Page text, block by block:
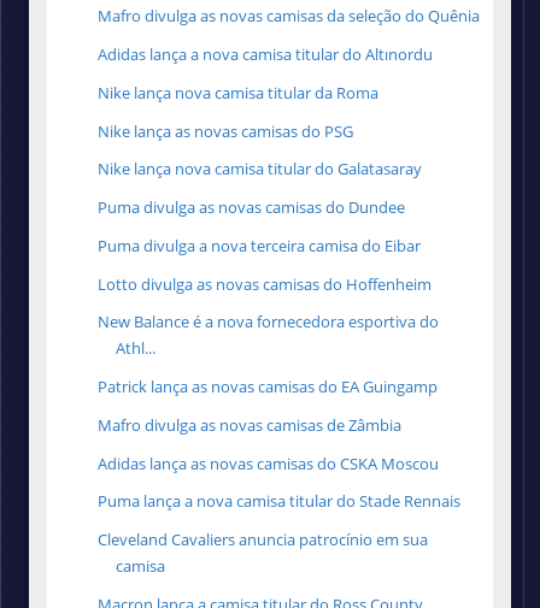
Mafro divulga as novas camisas da seleção do Quênia
Adidas lança a nova camisa titular do Altınordu
Nike lança nova camisa titular da Roma
Nike lança as novas camisas do PSG
Nike lança nova camisa titular do Galatasaray
Puma divulga as novas camisas do Dundee
Puma divulga a nova terceira camisa do Eibar
Lotto divulga as novas camisas do Hoffenheim
New Balance é a nova fornecedora esportiva do
Athl...
Patrick lança as novas camisas do EA Guingamp
Mafro divulga as novas camisas de Zâmbia
Adidas lança as novas camisas do CSKA Moscou
Puma lança a nova camisa titular do Stade Rennais
Cleveland Cavaliers anuncia patrocínio em sua
camisa